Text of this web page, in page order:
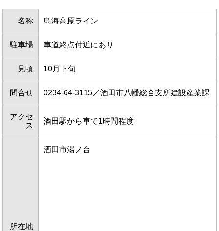
名称 鳥海高原ライン
駐車場 車道終点付近にあり
見頃 10月下旬
問合せ 0234-64-3115／酒田市八幡総合支所建設産業課
アクセ
ス
酒田駅から車で1時間程度
所在地
酒田市湯ノ台